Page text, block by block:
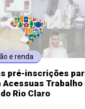
e renda
pré-inscrições
Acessuas Trabalho
Rio Claro